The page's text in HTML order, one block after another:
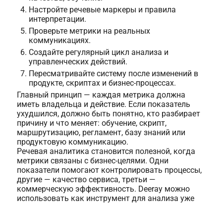
Настройте речевые маркеры и правила
интерпретации.
Проверьте метрики на реальных
коммуникациях.
Создайте регулярный цикл анализа и
управленческих действий.
Пересматривайте систему после изменений в
продукте, скриптах и бизнес-процессах.
Главный принцип — каждая метрика должна
иметь владельца и действие. Если показатель
ухудшился, должно быть понятно, кто разбирает
причину и что меняет: обучение, скрипт,
маршрутизацию, регламент, базу знаний или
продуктовую коммуникацию.
Речевая аналитика становится полезной, когда
метрики связаны с бизнес-целями. Одни
показатели помогают контролировать процессы,
другие — качество сервиса, третьи —
коммерческую эффективность. Deeray можно
использовать как инструмент для анализа уже